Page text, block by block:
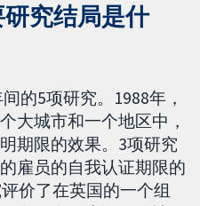
究结局是什
的5项研究。1988年，
大城市和一个地区中，
期限的效果。3项研究
雇员的自我认证期限的
价了在英国的一个组